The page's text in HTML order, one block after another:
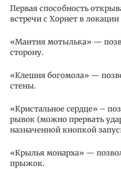
Первая способность
встречи с Хорнет в локации
«Мантия мотылька» —
сторону.
«Клешня богомола» —
стены.
«Кристальное сердце» –
рывок (можно прервать
назначенной кнопкой
«Крылья монарха» —
прыжок.